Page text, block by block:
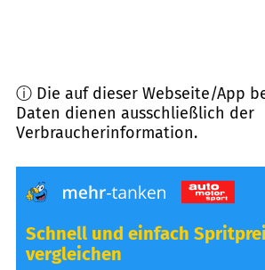
ⓘ Die auf dieser Webseite/App
Daten dienen ausschließlich der
Verbraucherinformation.
Schnell und einfach
vergleichen